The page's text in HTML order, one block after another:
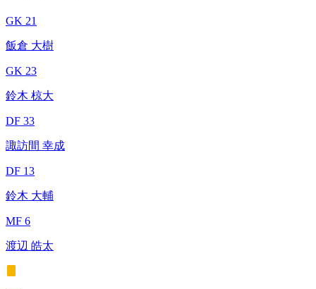
GK 21
飯倉 大樹
GK 23
鈴木 椋大
DF 33
諏訪間 幸成
DF 13
鈴木 大輔
MF 6
渡辺 皓太